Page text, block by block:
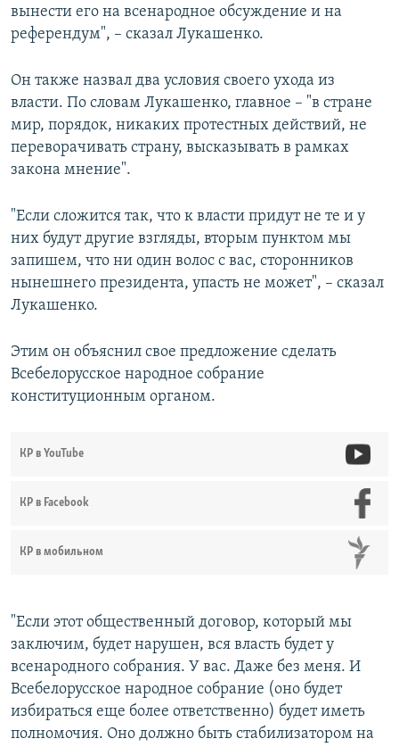
вынести его на всенародное обсуждение и на
референдум", – сказал Лукашенко.
Он также назвал два условия своего ухода из
власти. По словам Лукашенко, главное – "в стране
мир, порядок, никаких протестных действий, не
переворачивать страну, высказывать в рамках
закона мнение".
"Если сложится так, что к власти придут не те и у
них будут другие взгляды, вторым пунктом мы
запишем, что ни один волос с вас, сторонников
нынешнего президента, упасть не может", – сказал
Лукашенко.
Этим он объяснил свое предложение сделать
Всебелорусское народное собрание
конституционным органом.
КР в YouTube
КР в Facebook
КР в мобильном
"Если этот общественный договор, который мы
заключим, будет нарушен, вся власть будет у
всенародного собрания. У вас. Даже без меня. И
Всебелорусское народное собрание (оно будет
избираться еще более ответственно) будет иметь
полномочия. Оно должно быть стабилизатором на